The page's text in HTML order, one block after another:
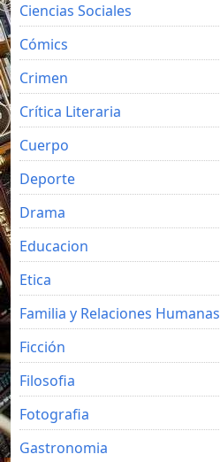
Ciencias Sociales
Cómics
Crimen
Crítica Literaria
Cuerpo
Deporte
Drama
Educacion
Etica
Familia y Relaciones Humanas
Ficción
Filosofia
Fotografia
Gastronomia